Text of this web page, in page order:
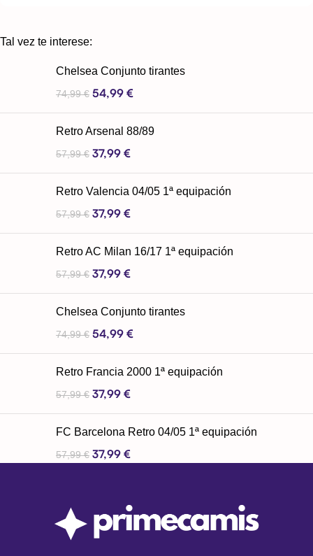
Tal vez te interese:
Chelsea Conjunto tirantes
74,99€ 54,99 €
Retro Arsenal 88/89
57,99€ 37,99 €
Retro Valencia 04/05 1ª equipación
57,99€ 37,99 €
Retro AC Milan 16/17 1ª equipación
57,99€ 37,99 €
Chelsea Conjunto tirantes
74,99€ 54,99 €
Retro Francia 2000 1ª equipación
57,99€ 37,99 €
FC Barcelona Retro 04/05 1ª equipación
57,99€ 37,99 €